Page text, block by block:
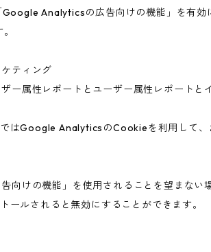
Google Analyticsの広告向けの機能」を有
ティング
ー属性レポートとユーザー属性レポートと
はGoogle AnalyticsのCookieを利用して
向けの機能」を使用されることを望まな
ールされると無効にすることができます。